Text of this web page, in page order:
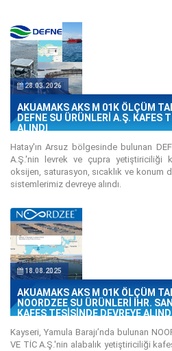
28.03.2026
AKUAMAKS AKS M 01K ÖLÇÜM
DEFNE SU ÜRÜNLERİ A.Ş. KAFES
ALINDI
Hatay'ın Arsuz bölgesinde bulunan
A.Ş.'nin levrek ve çupra yetiştiriciliği
oksijen, saturasyon, sıcaklık ve konum
sistemlerimiz devreye alındı.
18.08.2025
AKUAMAKS AKS M 01K ÖLÇÜM
NOORDZEE SU ÜRÜNLERİ İHR.
KAFES TESİSİNDE DEVREYE ALINDI
Kayseri, Yamula Barajı’nda bulunan
VE TİC A.Ş.'nin alabalık yetiştiriciliği